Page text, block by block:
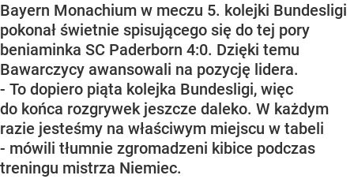
Bayern Monachium w meczu 5. kolejki Bundesligi
pokonał świetnie spisującego się do tej pory
beniaminka SC Paderborn 4:0. Dzięki temu
Bawarczycy awansowali na pozycję lidera.
- To dopiero piąta kolejka Bundesligi, więc
do końca rozgrywek jeszcze daleko. W każdym
razie jesteśmy na właściwym miejscu w tabeli
- mówili tłumnie zgromadzeni kibice podczas
treningu mistrza Niemiec.